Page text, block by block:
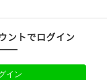
ントでログイン
イン